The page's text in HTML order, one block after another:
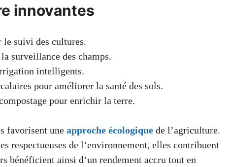
innovantes
suivi des cultures.
surveillance des champs.
intelligents.
pour améliorer la santé des sols.
pour enrichir la terre.
favorisent une approche écologique de l’agriculture.
respectueuses de l’environnement, elles contribuent
bénéficient ainsi d’un rendement accru tout en